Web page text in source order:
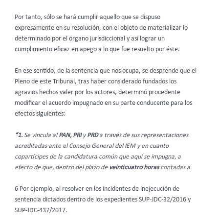
Por tanto, sólo se hará cumplir aquello que se dispuso
expresamente en su resolución, con el objeto de materializar lo
determinado por el órgano jurisdiccional y así lograr un
cumplimiento eficaz en apego a lo que fue resuelto por éste.
En ese sentido, de la sentencia que nos ocupa, se desprende que el
Pleno de este Tribunal, tras haber considerado fundados los
agravios hechos valer por los actores, determinó procedente
modificar el acuerdo impugnado en su parte conducente para los
efectos siguientes:
“1.Se vincula alPAN, PRIyPRDa través de sus representaciones
acreditadas ante el Consejo General del IEM y en cuanto
copartícipes de la candidatura común que aquí se impugna, a
efecto de que, dentro del plazo de veinticuatro horascontadas a
6 Por ejemplo, al resolver en los incidentes de inejecución de
sentencia dictados dentro de los expedientes SUP-JDC-32/2016 y
SUP-JDC-437/2017.